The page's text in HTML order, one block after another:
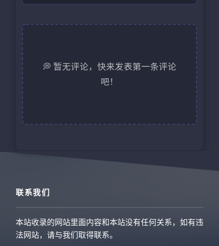
💭 暂无评论，快来发表第一条评论
吧！
联系我们
本站收录的网站里面内容和本站没有任何关系，如有违
法网站，请与我们取得联系。